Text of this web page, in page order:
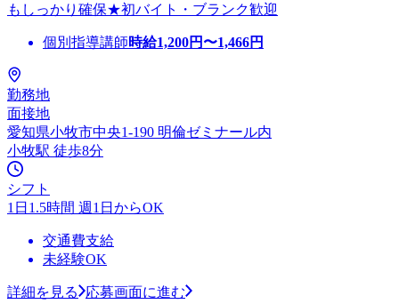
もしっかり確保★初バイト・ブランク歓迎
個別指導講師時給1,200円〜1,466円
勤務地
面接地
愛知県小牧市中央1-190 明倫ゼミナール内
小牧駅 徒歩8分
シフト
1日1.5時間 週1日からOK
交通費支給
未経験OK
詳細を見る
応募画面に進む